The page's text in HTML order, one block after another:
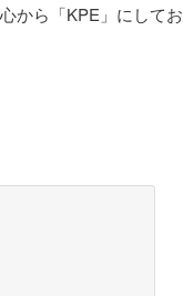
から「KPE」にしてお